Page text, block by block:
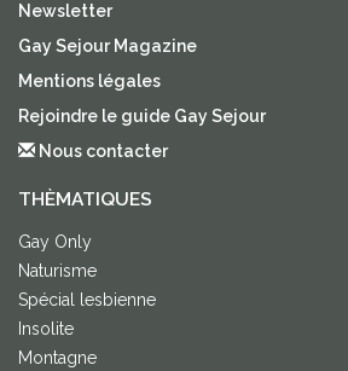
Newsletter
Gay Sejour Magazine
Mentions légales
Rejoindre le guide Gay Sejour
Nous contacter
THÈMATIQUES
Gay Only
Naturisme
Spécial lesbienne
Insolite
Montagne